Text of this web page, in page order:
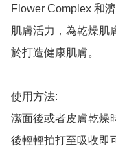
Flower Complex 和
肌膚活力，為乾燥肌
於打造健康肌膚。
使用方法:
潔面後或者皮膚乾燥
後輕輕拍打至吸收即